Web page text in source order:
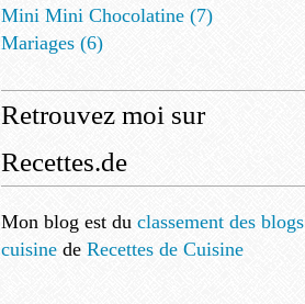
Mini Mini Chocolatine (7)
Mariages (6)
Retrouvez moi sur
Recettes.de
Mon blog est du classement des blogs
cuisine de Recettes de Cuisine